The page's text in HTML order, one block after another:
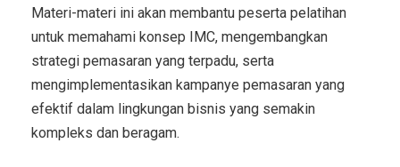
Materi-materi ini akan membantu peserta pelatihan
untuk memahami konsep IMC, mengembangkan
strategi pemasaran yang terpadu, serta
mengimplementasikan kampanye pemasaran yang
efektif dalam lingkungan bisnis yang semakin
kompleks dan beragam.